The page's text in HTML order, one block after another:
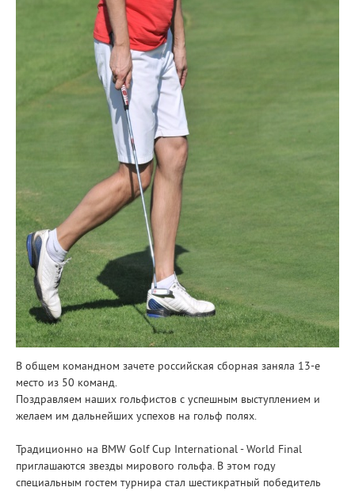
В общем командном зачете российская сборная заняла 13-е
место из 50 команд.
Поздравляем наших гольфистов с успешным выступлением и
желаем им дальнейших успехов на гольф полях.
Традиционно на BMW Golf Cup International - World Final
приглашаются звезды мирового гольфа. В этом году
специальным гостем турнира стал шестикратный победитель